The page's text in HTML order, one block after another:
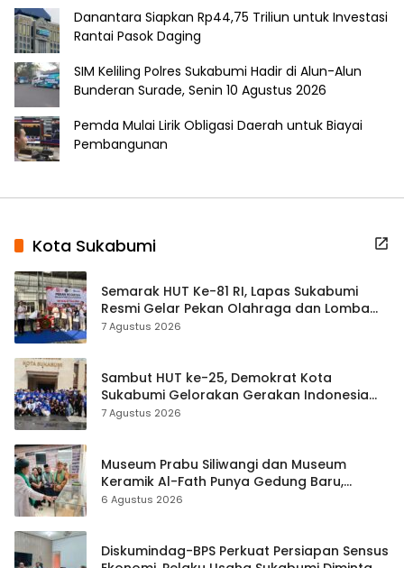
Danantara Siapkan Rp44,75 Triliun untuk Investasi
Rantai Pasok Daging
SIM Keliling Polres Sukabumi Hadir di Alun-Alun
Bunderan Surade, Senin 10 Agustus 2026
Pemda Mulai Lirik Obligasi Daerah untuk Biayai
Pembangunan
Kota Sukabumi
Semarak HUT Ke-81 RI, Lapas Sukabumi
Resmi Gelar Pekan Olahraga dan Lomba
Tradisional
7 Agustus 2026
Sambut HUT ke-25, Demokrat Kota
Sukabumi Gelorakan Gerakan Indonesia
ASRI Lewat Aksi Bersih Masjid Agung
7 Agustus 2026
Museum Prabu Siliwangi dan Museum
Keramik Al-Fath Punya Gedung Baru,
Hampir 500 Koleksi Dipisahkan
6 Agustus 2026
Diskumindag-BPS Perkuat Persiapan Sensus